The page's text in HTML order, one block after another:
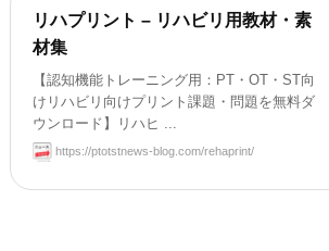
リハプリント – リハビリ用教材・素
材集
【認知機能トレーニング用：PT・OT・ST向
けリハビリ向けプリント課題・問題を無料ダ
ウンロード】リハヒ ...
https://ptotstnews-blog.com/rehaprint/